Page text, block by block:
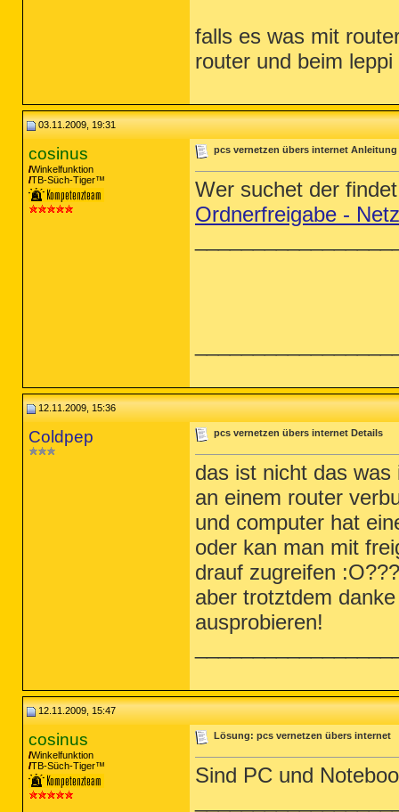
falls es was mit
router und beim
03.11.2009, 19:31
cosinus
Winkelfunktion
TB-Süch-Tiger™
pcs vernetzen übers internet Anleitung
Wer suchet der
Ordnerfreigabe -
12.11.2009, 15:36
Coldpep pcs vernetzen übers internet Details
das ist nicht das
an einem router
und computer hat
oder kan man mit
drauf zugreifen :O???
aber trotztdem
ausprobieren!
12.11.2009, 15:47
cosinus
Winkelfunktion
TB-Süch-Tiger™
Lösung: pcs vernetzen übers internet
Sind PC und